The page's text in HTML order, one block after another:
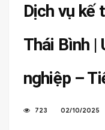
Dịch vụ kế
Thái Bình |
nghiệp –
723 02/10/2025